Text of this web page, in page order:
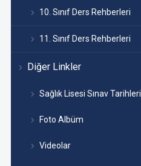
10. Sınıf Ders Rehberleri
11. Sınıf Ders Rehberleri
Diğer Linkler
Sağlık Lisesi Sınav Tarihleri
Foto Albüm
Videolar